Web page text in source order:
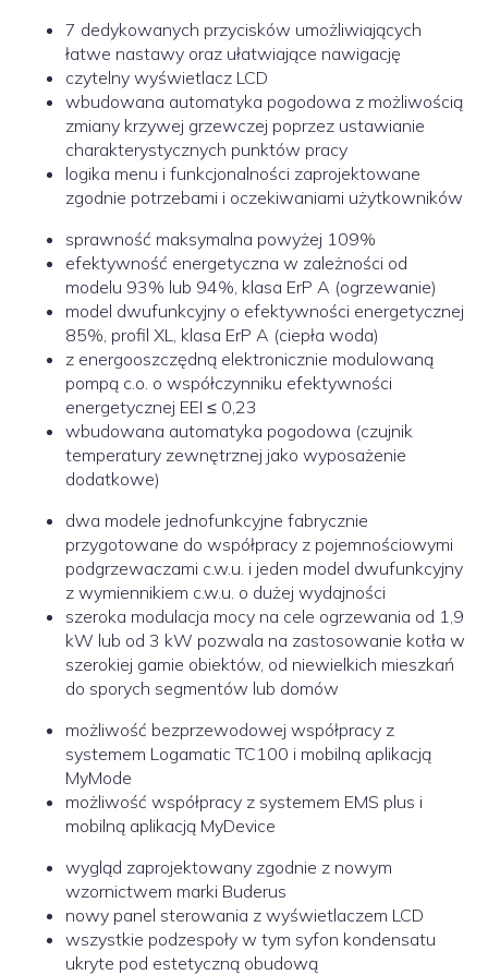
7 dedykowanych przycisków umożliwiających
łatwe nastawy oraz ułatwiające nawigację
czytelny wyświetlacz LCD
wbudowana automatyka pogodowa z możliwością
zmiany krzywej grzewczej poprzez ustawianie
charakterystycznych punktów pracy
logika menu i funkcjonalności zaprojektowane
zgodnie potrzebami i oczekiwaniami użytkowników
sprawność maksymalna powyżej 109%
efektywność energetyczna w zależności od
modelu 93% lub 94%, klasa ErP A (ogrzewanie)
model dwufunkcyjny o efektywności energetycznej
85%, profil XL, klasa ErP A (ciepła woda)
z energooszczędną elektronicznie modulowaną
pompą c.o. o współczynniku efektywności
energetycznej EEI ≤ 0,23
wbudowana automatyka pogodowa (czujnik
temperatury zewnętrznej jako wyposażenie
dodatkowe)
dwa modele jednofunkcyjne fabrycznie
przygotowane do współpracy z pojemnościowymi
podgrzewaczami c.w.u. i jeden model dwufunkcyjny
z wymiennikiem c.w.u. o dużej wydajności
szeroka modulacja mocy na cele ogrzewania od 1,9
kW lub od 3 kW pozwala na zastosowanie kotła w
szerokiej gamie obiektów, od niewielkich mieszkań
do sporych segmentów lub domów
możliwość bezprzewodowej współpracy z
systemem Logamatic TC100 i mobilną aplikacją
MyMode
możliwość współpracy z systemem EMS plus i
mobilną aplikacją MyDevice
wygląd zaprojektowany zgodnie z nowym
wzornictwem marki Buderus
nowy panel sterowania z wyświetlaczem LCD
wszystkie podzespoły w tym syfon kondensatu
ukryte pod estetyczną obudową